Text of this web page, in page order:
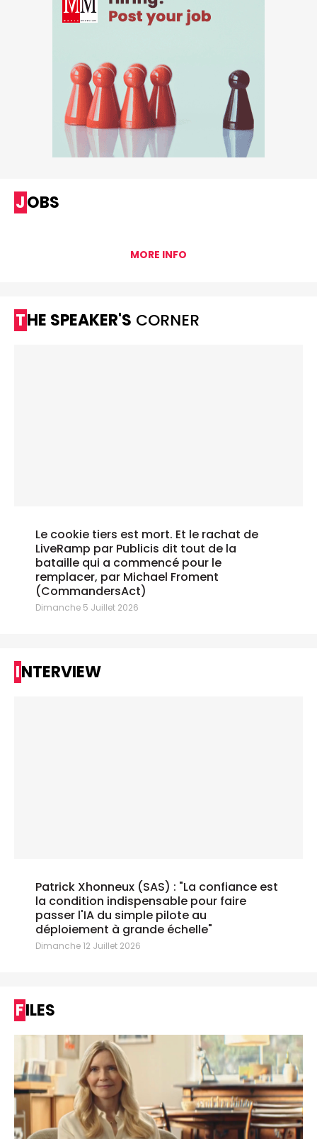
JOBS
MORE INFO
THE SPEAKER'S CORNER
Le cookie tiers est mort. Et le rachat de
LiveRamp par Publicis dit tout de la
bataille qui a commencé pour le
remplacer, par Michael Froment
(CommandersAct)
Dimanche 5 Juillet 2026
INTERVIEW
Patrick Xhonneux (SAS) : "La confiance est
la condition indispensable pour faire
passer l'IA du simple pilote au
déploiement à grande échelle"
Dimanche 12 Juillet 2026
FILES